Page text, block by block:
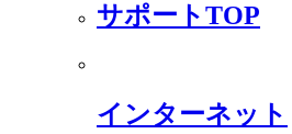
サポートTOP
インターネット